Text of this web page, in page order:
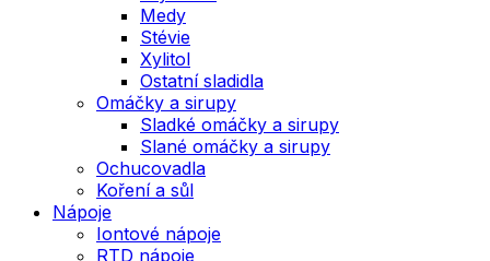
Medy
Stévie
Xylitol
Ostatní sladidla
Omáčky a sirupy
Sladké omáčky a sirupy
Slané omáčky a sirupy
Ochucovadla
Koření a sůl
Nápoje
Iontové nápoje
RTD nápoje